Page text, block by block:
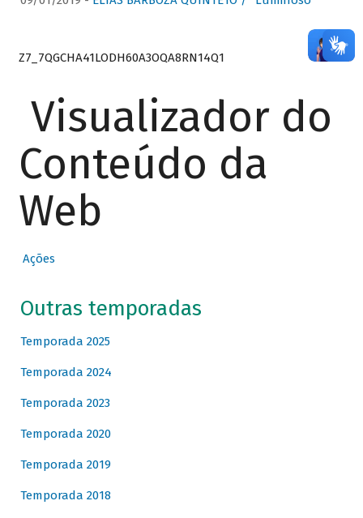
Z7_7QGCHA41LODH60A3OQA8RN14Q1
Visualizador do
Conteúdo da
Web
Ações
Outras temporadas
Temporada 2025
Temporada 2024
Temporada 2023
Temporada 2020
Temporada 2019
Temporada 2018